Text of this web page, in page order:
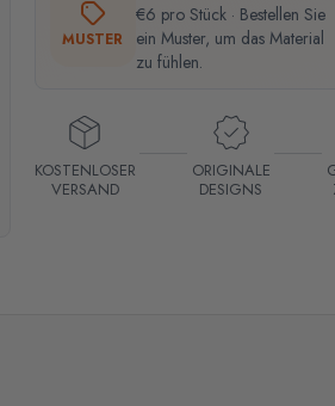
MUSTER
€6 pro Stück · Bestellen Sie
ein Muster, um das Material
zu fühlen.
KOSTENLOSER
VERSAND
ORIGINALE
DESIGNS